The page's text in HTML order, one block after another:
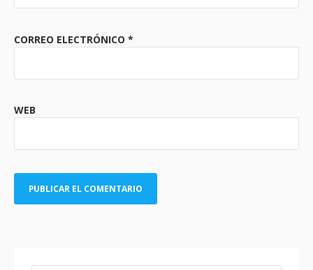
CORREO ELECTRÓNICO *
WEB